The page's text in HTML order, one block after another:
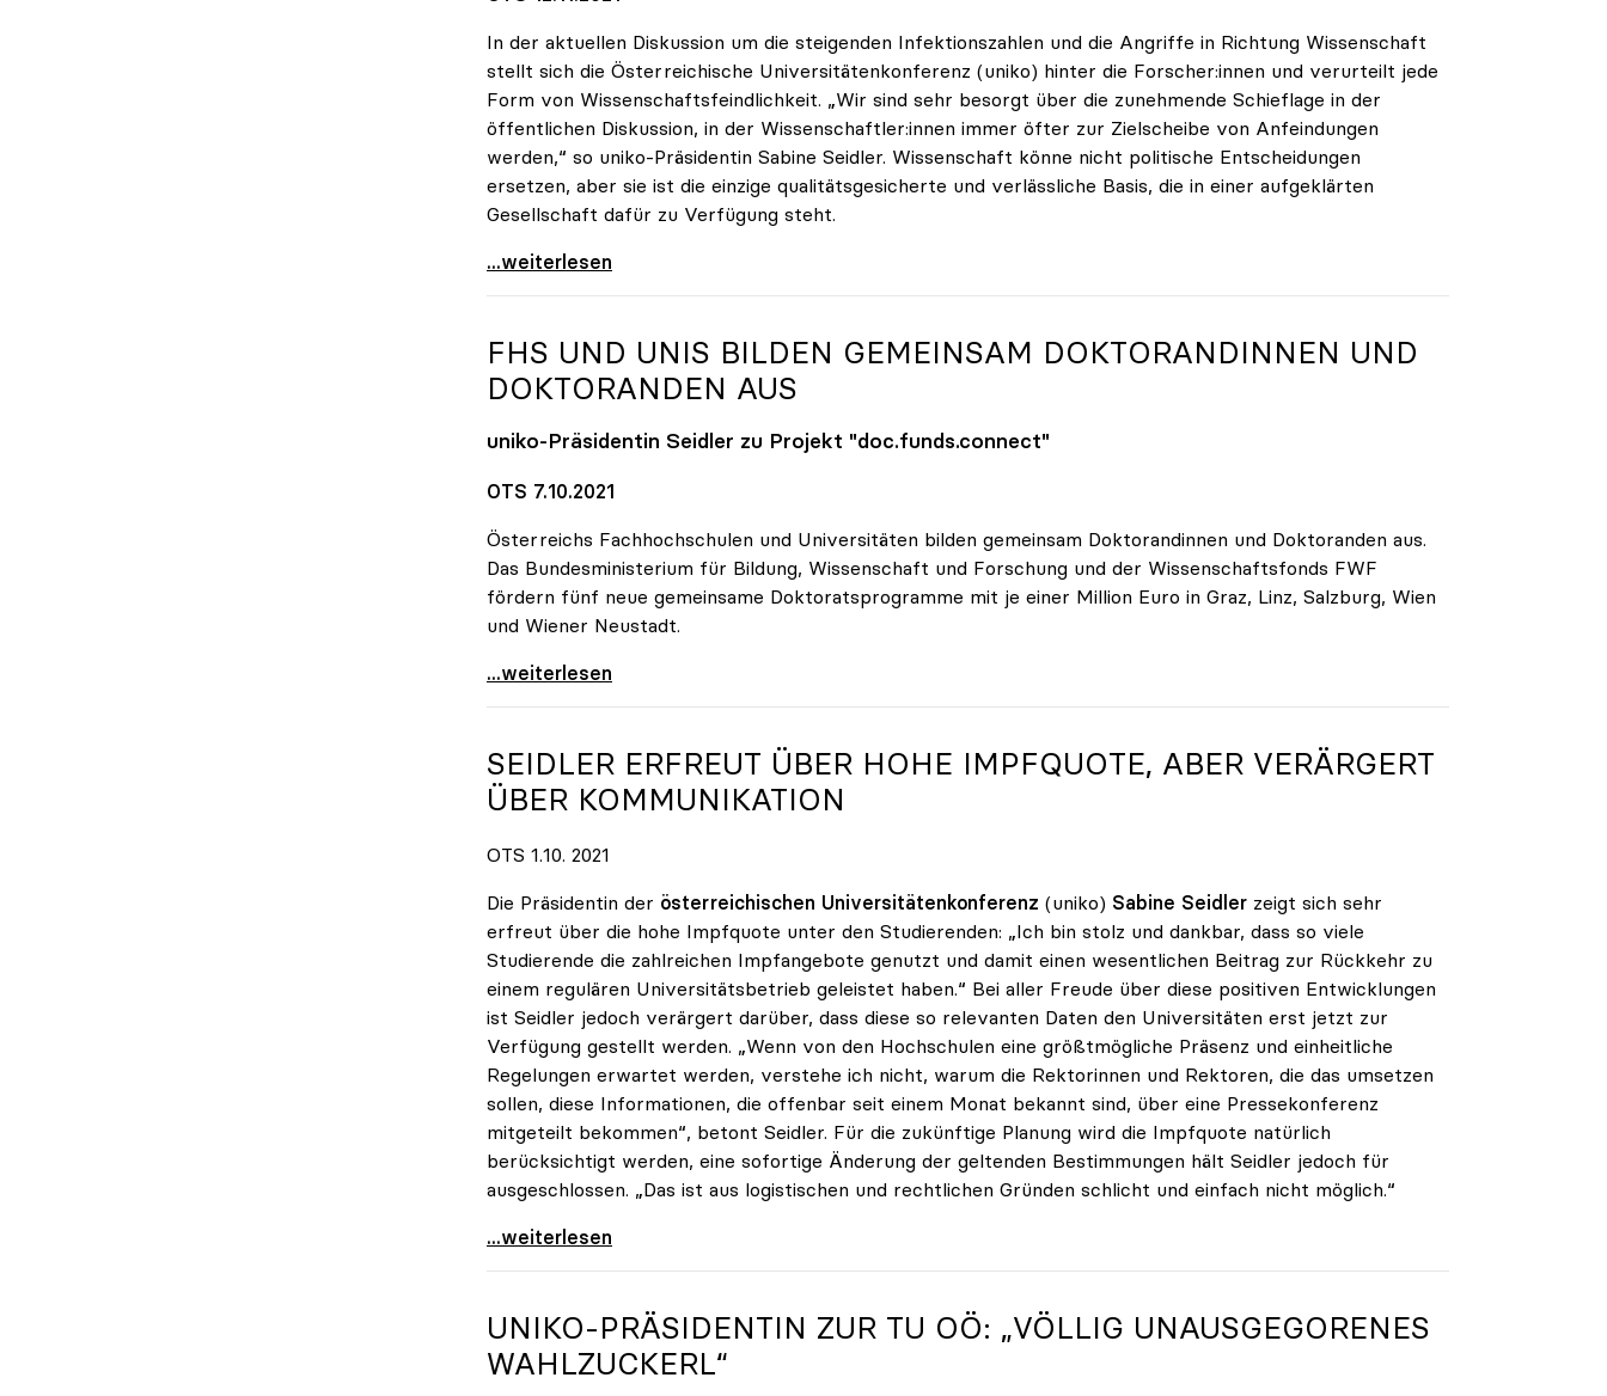
In der aktuellen Diskussion um die steigenden Infektionszahlen und die Angriffe in Richtung Wissenschaft
stellt sich die Österreichische Universitätenkonferenz (uniko) hinter die Forscher:innen und verurteilt jede
Form von Wissenschaftsfeindlichkeit. „Wir sind sehr besorgt über die zunehmende Schieflage in der
öffentlichen Diskussion, in der Wissenschaftler:innen immer öfter zur Zielscheibe von Anfeindungen
werden,“ so uniko-Präsidentin Sabine Seidler. Wissenschaft könne nicht politische Entscheidungen
ersetzen, aber sie ist die einzige qualitätsgesicherte und verlässliche Basis, die in einer aufgeklärten
Gesellschaft dafür zu Verfügung steht.
uniko stellt sich hinter Forscher:innen
...weiterlesen
FHS UND UNIS BILDEN GEMEINSAM DOKTORANDINNEN UND
DOKTORANDEN AUS
uniko-Präsidentin Seidler zu Projekt "doc.funds.connect"
OTS 7.10.2021
Österreichs Fachhochschulen und Universitäten bilden gemeinsam Doktorandinnen und Doktoranden aus.
Das Bundesministerium für Bildung, Wissenschaft und Forschung und der Wissenschaftsfonds FWF
fördern fünf neue gemeinsame Doktoratsprogramme mit je einer Million Euro in Graz, Linz, Salzburg, Wien
und Wiener Neustadt.
FHs und Unis bilden gemeinsam Doktorandinnen und
...weiterlesen
SEIDLER ERFREUT ÜBER HOHE IMPFQUOTE, ABER VERÄRGERT
ÜBER KOMMUNIKATION
OTS 1.10. 2021
Die Präsidentin der österreichischen Universitätenkonferenz (uniko) Sabine Seidler zeigt sich sehr
erfreut über die hohe Impfquote unter den Studierenden: „Ich bin stolz und dankbar, dass so viele
Studierende die zahlreichen Impfangebote genutzt und damit einen wesentlichen Beitrag zur Rückkehr zu
einem regulären Universitätsbetrieb geleistet haben.“ Bei aller Freude über diese positiven Entwicklungen
ist Seidler jedoch verärgert darüber, dass diese so relevanten Daten den Universitäten erst jetzt zur
Verfügung gestellt werden. „Wenn von den Hochschulen eine größtmögliche Präsenz und einheitliche
Regelungen erwartet werden, verstehe ich nicht, warum die Rektorinnen und Rektoren, die das umsetzen
sollen, diese Informationen, die offenbar seit einem Monat bekannt sind, über eine Pressekonferenz
mitgeteilt bekommen“, betont Seidler. Für die zukünftige Planung wird die Impfquote natürlich
berücksichtigt werden, eine sofortige Änderung der geltenden Bestimmungen hält Seidler jedoch für
ausgeschlossen. „Das ist aus logistischen und rechtlichen Gründen schlicht und einfach nicht möglich.“
Seidler erfreut über hohe Impfquote, aber
...weiterlesen
UNIKO-PRÄSIDENTIN ZUR TU OÖ: „VÖLLIG UNAUSGEGORENES
WAHLZUCKERL“